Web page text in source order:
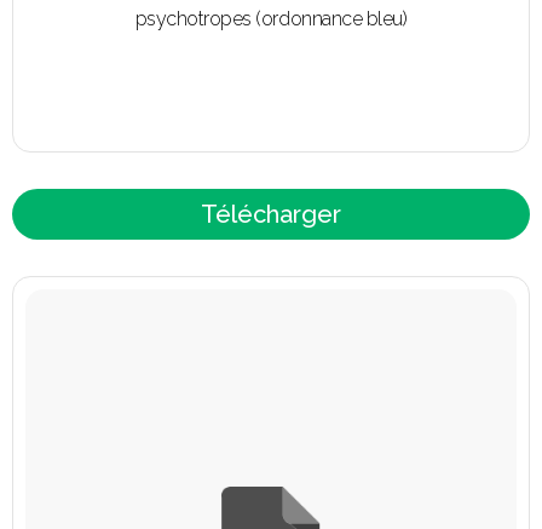
psychotropes (ordonnance bleu)
Télécharger